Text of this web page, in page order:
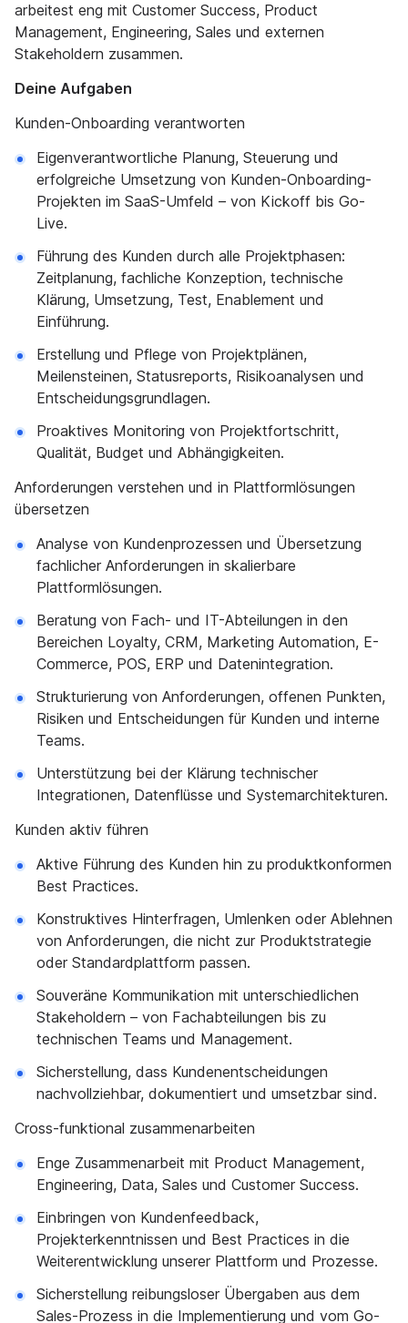
arbeitest eng mit Customer Success, Product
Management, Engineering, Sales und externen
Stakeholdern zusammen.
Deine Aufgaben
Kunden-Onboarding verantworten
Eigenverantwortliche Planung, Steuerung und
erfolgreiche Umsetzung von Kunden-Onboarding-
Projekten im SaaS-Umfeld – von Kickoff bis Go-
Live.
Führung des Kunden durch alle Projektphasen:
Zeitplanung, fachliche Konzeption, technische
Klärung, Umsetzung, Test, Enablement und
Einführung.
Erstellung und Pflege von Projektplänen,
Meilensteinen, Statusreports, Risikoanalysen und
Entscheidungsgrundlagen.
Proaktives Monitoring von Projektfortschritt,
Qualität, Budget und Abhängigkeiten.
Anforderungen verstehen und in Plattformlösungen
übersetzen
Analyse von Kundenprozessen und Übersetzung
fachlicher Anforderungen in skalierbare
Plattformlösungen.
Beratung von Fach- und IT-Abteilungen in den
Bereichen Loyalty, CRM, Marketing Automation, E-
Commerce, POS, ERP und Datenintegration.
Strukturierung von Anforderungen, offenen Punkten,
Risiken und Entscheidungen für Kunden und interne
Teams.
Unterstützung bei der Klärung technischer
Integrationen, Datenflüsse und Systemarchitekturen.
Kunden aktiv führen
Aktive Führung des Kunden hin zu produktkonformen
Best Practices.
Konstruktives Hinterfragen, Umlenken oder Ablehnen
von Anforderungen, die nicht zur Produktstrategie
oder Standardplattform passen.
Souveräne Kommunikation mit unterschiedlichen
Stakeholdern – von Fachabteilungen bis zu
technischen Teams und Management.
Sicherstellung, dass Kundenentscheidungen
nachvollziehbar, dokumentiert und umsetzbar sind.
Cross-funktional zusammenarbeiten
Enge Zusammenarbeit mit Product Management,
Engineering, Data, Sales und Customer Success.
Einbringen von Kundenfeedback,
Projekterkenntnissen und Best Practices in die
Weiterentwicklung unserer Plattform und Prozesse.
Sicherstellung reibungsloser Übergaben aus dem
Sales-Prozess in die Implementierung und vom Go-